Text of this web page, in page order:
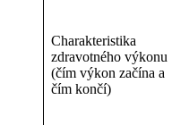
Charakteristika
zdravotného výkonu
(čím výkon začína a
čím končí)